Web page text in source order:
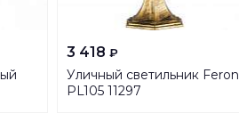
3 418 ₽
Уличный светильник Feron
PL105 11297